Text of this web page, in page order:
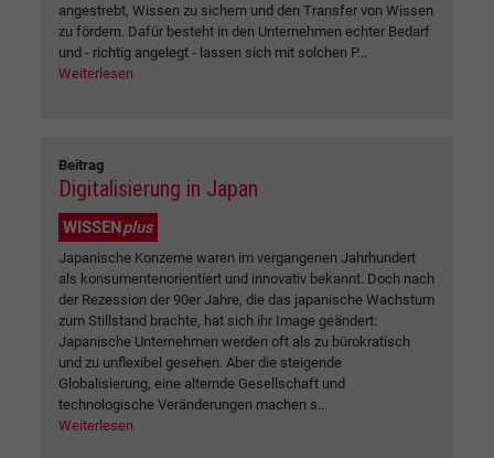
angestrebt, Wissen zu sichern und den Transfer von Wissen
zu fördern. Dafür besteht in den Unternehmen echter Bedarf
und - richtig angelegt - lassen sich mit solchen P...
Weiterlesen
Beitrag
Digitalisierung in Japan
WISSENplus
Japanische Konzerne waren im vergangenen Jahrhundert
als konsumentenorientiert und innovativ bekannt. Doch nach
der Rezession der 90er Jahre, die das japanische Wachstum
zum Stillstand brachte, hat sich ihr Image geändert:
Japanische Unternehmen werden oft als zu bürokratisch
und zu unflexibel gesehen. Aber die steigende
Globalisierung, eine alternde Gesellschaft und
technologische Veränderungen machen s...
Weiterlesen